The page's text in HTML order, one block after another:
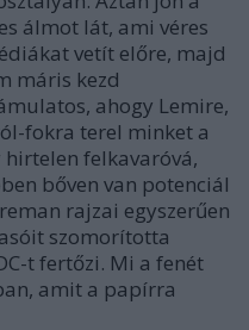
álmot lát, ami véres
vetít előre, majd
máris kezd
ahogy Lemire,
fokra terel minket a
hirtelen felkavaróvá,
bőven van potenciál
rajzai egyszerűen
szomorította
t fertőzi. Mi a fenét
amit a papírra